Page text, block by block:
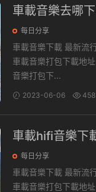
車載音樂去哪
每日分享
車載音樂下載 最新流行音樂資源包，收錄萬首經典流行歌曲，一鍵保存下載，非常方便。
車載音樂打包下載地址：
音樂打包下...
2023-06-06 458
車載hifi音樂下
每日分享
車載音樂下載 最新流行音樂資源包，收錄萬首經典流行歌曲，一鍵保存下載，非常方便。
車載音樂打包下載地址：